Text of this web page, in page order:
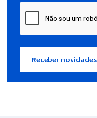
Receber novidades